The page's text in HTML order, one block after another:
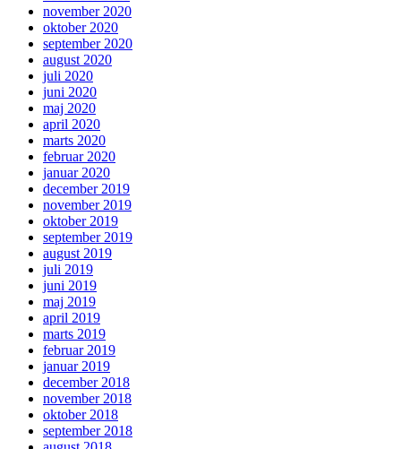
november 2020
oktober 2020
september 2020
august 2020
juli 2020
juni 2020
maj 2020
april 2020
marts 2020
februar 2020
januar 2020
december 2019
november 2019
oktober 2019
september 2019
august 2019
juli 2019
juni 2019
maj 2019
april 2019
marts 2019
februar 2019
januar 2019
december 2018
november 2018
oktober 2018
september 2018